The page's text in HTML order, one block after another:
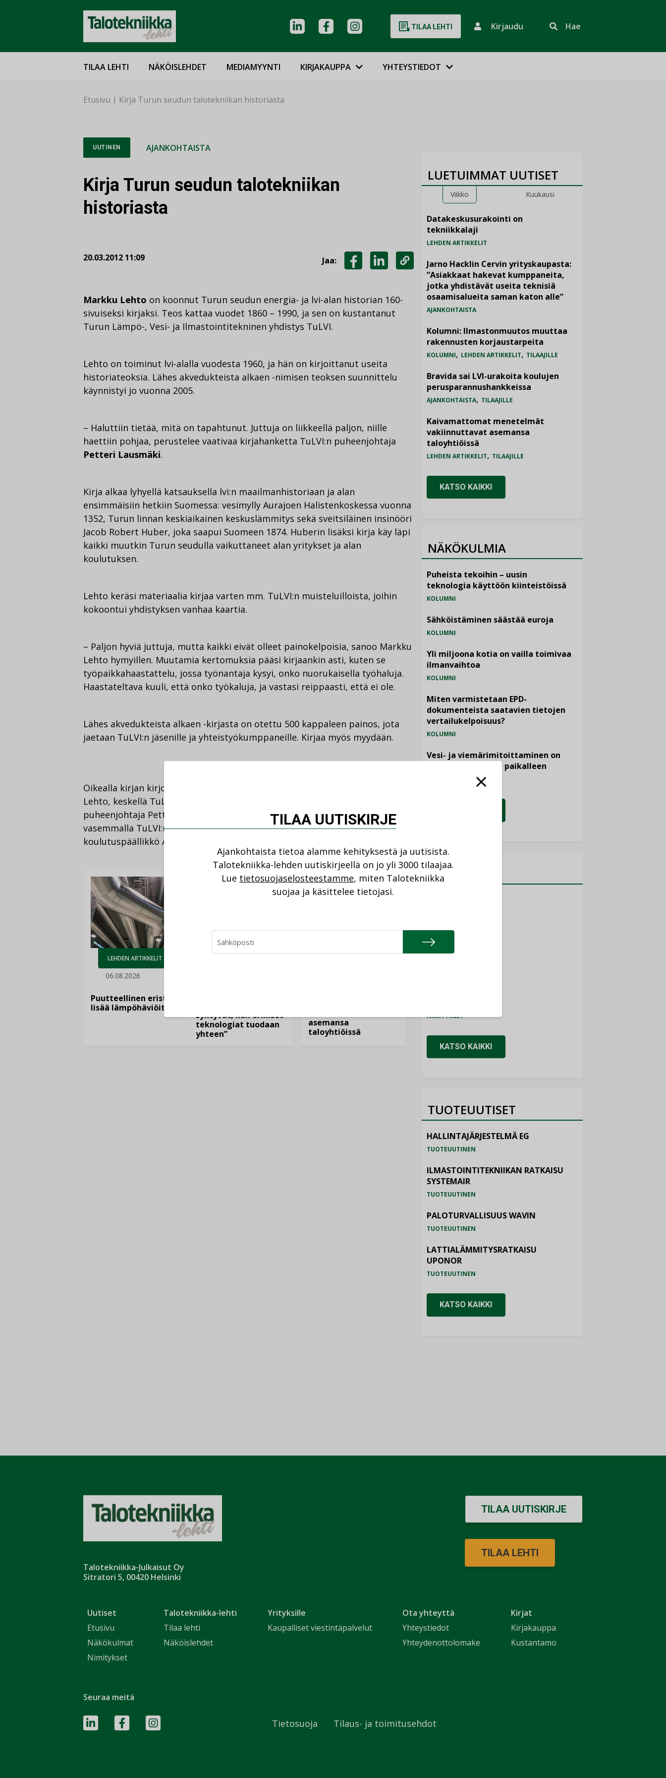
TILAA LEHTI Kirjaudu Hae
TILAA LEHTI NÄKÖISLEHDET MEDIAMYYNTI KIRJAKAUPPA YHTEYSTIEDOT
Etusivu | Kirja Turun seudun talotekniikan historiasta
UUTINEN AJANKOHTAISTA
Kirja Turun seudun talotekniikan
historiasta
20.03.2012 11:09 Jaa:
LINKEDINISSÄ
KOPIOI
LINKKI
Markku Lehto on koonnut Turun seudun energia- ja lvi-alan historian 160-
sivuiseksi kirjaksi. Teos kattaa vuodet 1860 – 1990, ja sen on kustantanut
Turun Lämpö-, Vesi- ja Ilmastointitekninen yhdistys TuLVI.
Lehto on toiminut lvi-alalla vuodesta 1960, ja hän on kirjoittanut useita
historiateoksia. Lähes akvedukteista alkaen -nimisen teoksen suunnittelu
käynnistyi jo vuonna 2005.
– Haluttiin tietää, mitä on tapahtunut. Juttuja on liikkeellä paljon, niille
haettiin pohjaa, perustelee vaativaa kirjahanketta TuLVI:n puheenjohtaja
Petteri Lausmäki.
Kirja alkaa lyhyellä katsauksella lvi:n maailmanhistoriaan ja alan
ensimmäisiin hetkiin Suomessa: vesimylly Aurajoen Halistenkoskessa vuonna
1352, Turun linnan keskiaikainen keskuslämmitys sekä sveitsiläinen insinööri
Jacob Robert Huber, joka saapui Suomeen 1874. Huberin lisäksi kirja käy läpi
kaikki muutkin Turun seudulla vaikuttaneet alan yritykset ja alan
koulutuksen.
Lehto keräsi materiaalia kirjaa varten mm. TuLVI:n muisteluilloista, joihin
kokoontui yhdistyksen vanhaa kaartia.
– Paljon hyviä juttuja, mutta kaikki eivät olleet painokelpoisia, sanoo Markku
Lehto hymyillen. Muutamia kertomuksia pääsi kirjaankin asti, kuten se
työpaikkahaastattelu, jossa työnantaja kysyi, onko nuorukaisella työhaluja.
Haastateltava kuuli, että onko työkaluja, ja vastasi reippaasti, että ei ole.
Lähes akvedukteista alkaen -kirjasta on otettu 500 kappaleen painos, jota
jaetaan TuLVI:n jäsenille ja yhteistyökumppaneille. Kirjaa myös myydään.
Oikealla kirjan kirjoittanut Markku
Lehto, keskellä TuLVI:n
puheenjohtaja Petteri Lausmäki ja
vasemmalla TuLVI:n
koulutuspäällikkö Asko Auranen.
Lue lisää
LEHDEN ARTIKKELIT
06.08.2026
Puutteellinen eristys
lisää lämpöhäviöitä
AJANKOHTAISTA
syntyvät, kun erilliset
teknologiat tuodaan
yhteen”
LEHDEN ARTIKKELIT
asemansa
taloyhtiöissä
LUETUIMMAT UUTISET
Viikko Kuukausi
Datakeskusurakointi on
tekniikkalaji
LEHDEN ARTIKKELIT
Jarno Hacklin Cervin yrityskaupasta:
”Asiakkaat hakevat kumppaneita,
jotka yhdistävät useita teknisiä
osaamisalueita saman katon alle”
AJANKOHTAISTA
Kolumni: Ilmastonmuutos muuttaa
rakennusten korjaustarpeita
KOLUMNI, LEHDEN ARTIKKELIT, TILAAJILLE
Bravida sai LVI-urakoita koulujen
perusparannushankkeissa
AJANKOHTAISTA, TILAAJILLE
Kaivamattomat menetelmät
vakiinnuttavat asemansa
taloyhtiöissä
LEHDEN ARTIKKELIT, TILAAJILLE
KATSO KAIKKI
NÄKÖKULMIA
Puheista tekoihin – uusin
teknologia käyttöön kiinteistöissä
KOLUMNI
Sähköistäminen säästää euroja
KOLUMNI
Yli miljoona kotia on vailla toimivaa
ilmanvaihtoa
KOLUMNI
Miten varmistetaan EPD-
dokumenteista saatavien tietojen
vertailukelpoisuus?
KOLUMNI
Vesi- ja viemärimitoittaminen on
jämähtänyt ajassa paikalleen
NIMITYKSET
NIMITYKSET
NIMITYKSET
KATSO KAIKKI
TUOTEUUTISET
HALLINTAJÄRJESTELMÄ EG
TUOTEUUTINEN
ILMASTOINTITEKNIIKAN RATKAISU
SYSTEMAIR
TUOTEUUTINEN
PALOTURVALLISUUS WAVIN
TUOTEUUTINEN
LATTIALÄMMITYSRATKAISU
UPONOR
TUOTEUUTINEN
KATSO KAIKKI
Talotekniikka-Julkaisut Oy
Sitratori 5, 00420 Helsinki
Uutiset
Etusivu
Näkökulmat
Nimitykset
Talotekniikka-lehti
Tilaa lehti
Näköislehdet
Yrityksille
Kaupalliset viestintäpalvelut
Ota yhteyttä
Yhteystiedot
Yhteydenottolomake
Kirjat
Kirjakauppa
Kustantamo
TILAA UUTISKIRJE
TILAA LEHTI
Seuraa meitä
Tietosuoja Tilaus- ja toimitusehdot
TILAA UUTISKIRJE
Ajankohtaista tietoa alamme kehityksestä ja uutisista.
Talotekniikka-lehden uutiskirjeellä on jo yli 3000 tilaajaa.
Lue tietosuojaselosteestamme, miten Talotekniikka
suojaa ja käsittelee tietojasi.